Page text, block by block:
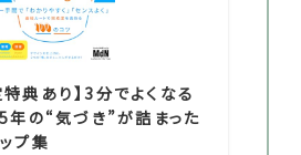
典あり】3分でよくなる
の“気づき”が詰まった
プ集